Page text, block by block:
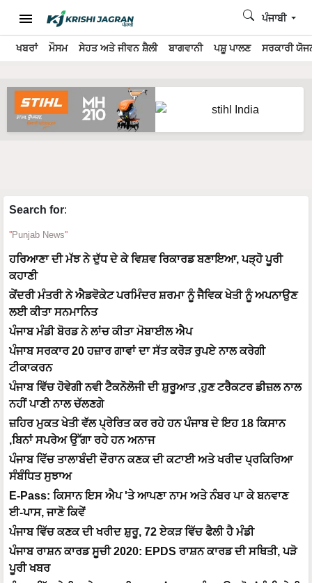
ਖਬਰਾਂ ਮੌਸਮ ਸੇਹਤ ਅਤੇ ਜੀਵਨ ਸ਼ੈਲੀ ਬਾਗਵਾਨੀ ਪਸ਼ੂ ਪਾਲਣ ਸਰਕਾਰੀ
ਪੰਜਾਬੀ
Search for:
Punjab News
ਹਰਿਆਣਾ ਦੀ ਮੱਝ ਨੇ ਦੁੱਧ ਦੇ ਕੇ ਵਿਸ਼ਵ ਰਿਕਾਰਡ ਬਣਾਇਆ, ਪੜ੍ਹੋ ਪੂਰੀ
ਕਹਾਣੀ
ਕੇਂਦਰੀ ਮੰਤਰੀ ਨੇ ਐਡਵੋਕੇਟ ਪਰਮਿੰਦਰ ਸ਼ਰਮਾ ਨੂੰ ਜੈਵਿਕ ਖੇਤੀ ਨੂੰ ਅਪਨਾਉਣ
ਲਈ ਕੀਤਾ ਸਨਮਾਨਿਤ
ਪੰਜਾਬ ਮੰਡੀ ਬੋਰਡ ਨੇ ਲਾਂਚ ਕੀਤਾ ਮੋਬਾਈਲ ਐਪ
ਪੰਜਾਬ ਸਰਕਾਰ 20 ਹਜ਼ਾਰ ਗਾਵਾਂ ਦਾ ਸੱਤ ਕਰੋੜ ਰੁਪਏ ਨਾਲ ਕਰੇਗੀ
ਟੀਕਾਕਰਨ
ਪੰਜਾਬ ਵਿੱਚ ਹੋਵੇਗੀ ਨਵੀ ਟੈਕਨੋਲੋਜੀ ਦੀ ਸ਼ੁਰੂਆਤ ,ਹੁਣ ਟਰੈਕਟਰ ਡੀਜ਼ਲ ਨਾਲ
ਨਹੀਂ ਪਾਣੀ ਨਾਲ ਚੱਲਣਗੇ
ਜ਼ਹਿਰ ਮੁਕਤ ਖੇਤੀ ਵੱਲ ਪ੍ਰੇਰਿਤ ਕਰ ਰਹੇ ਹਨ ਪੰਜਾਬ ਦੇ ਇਹ 18 ਕਿਸਾਨ
,ਬਿਨਾਂ ਸਪਰੇਅ ਉੱਗਾ ਰਹੇ ਹਨ ਅਨਾਜ
ਪੰਜਾਬ ਵਿੱਚ ਤਾਲਾਬੰਦੀ ਦੌਰਾਨ ਕਣਕ ਦੀ ਕਟਾਈ ਅਤੇ ਖਰੀਦ ਪ੍ਰਕਿਰਿਆ
ਸੰਬੰਧਿਤ ਸੁਝਾਅ
E-Pass: ਕਿਸਾਨ ਇਸ ਐਪ 'ਤੇ ਆਪਣਾ ਨਾਮ ਅਤੇ ਨੰਬਰ ਪਾ ਕੇ ਬਨਵਾਣ
ਈ-ਪਾਸ, ਜਾਣੋ ਕਿਵੇਂ
ਪੰਜਾਬ ਵਿੱਚ ਕਣਕ ਦੀ ਖਰੀਦ ਸ਼ੁਰੂ, 72 ਏਕੜ ਵਿੱਚ ਫੈਲੀ ਹੈ ਮੰਡੀ
ਪੰਜਾਬ ਰਾਸ਼ਨ ਕਾਰਡ ਸੂਚੀ 2020: EPDS ਰਾਸ਼ਨ ਕਾਰਡ ਦੀ ਸਥਿਤੀ, ਪੜੋ
ਪੂਰੀ ਖਬਰ